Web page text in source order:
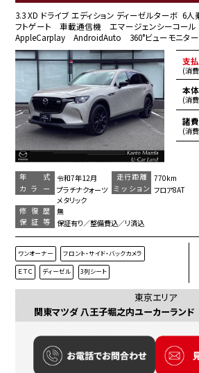
3.3 XD ドライブ エディション ディーゼルターボ 6
フトゲート 車載通信機 エマージェンシーコー
AppleCarplay AndroidAuto 360°ビューモニタ
支
(消
本
(消
諸
(消
年 式 令和7年12月 走行距離 770km
カラー
プラチナクォーツ
メタリック
ミッション フロア8AT
修復歴
無
保証等
保証有り／整備費込／リ済込
ワンオーナー フロント・サイド・バックカメラ
ＥＴＣ ディーゼル 3列シート
東京エリア
関東マツダ 八王子堀之内ユーカーランド